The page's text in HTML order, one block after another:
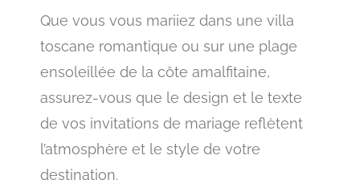
Que vous vous mariiez dans une villa
toscane romantique ou sur une plage
ensoleillée de la côte amalfitaine,
assurez-vous que le design et le texte
de vos invitations de mariage reflètent
l’atmosphère et le style de votre
destination.